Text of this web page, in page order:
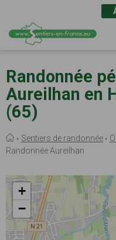
au
contenu
principal
Randonnée
Aureilhan en
(65)
Fil
d'Ariane
Sentiers de randonnée
Randonnée Aureilhan
+
−